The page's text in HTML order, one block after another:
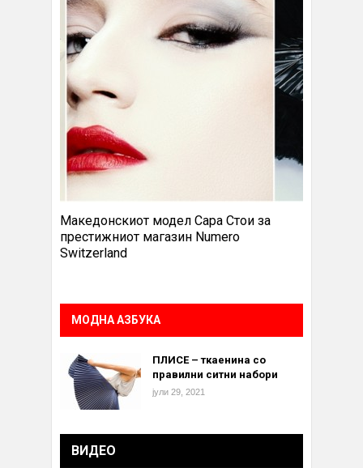
Македонскиот модел Сара Стои за
престижниот магазин Numero
Switzerland
МОДНА АЗБУКА
ПЛИСЕ – ткаенина со
правилни ситни набори
јули 29, 2021
ВИДЕО